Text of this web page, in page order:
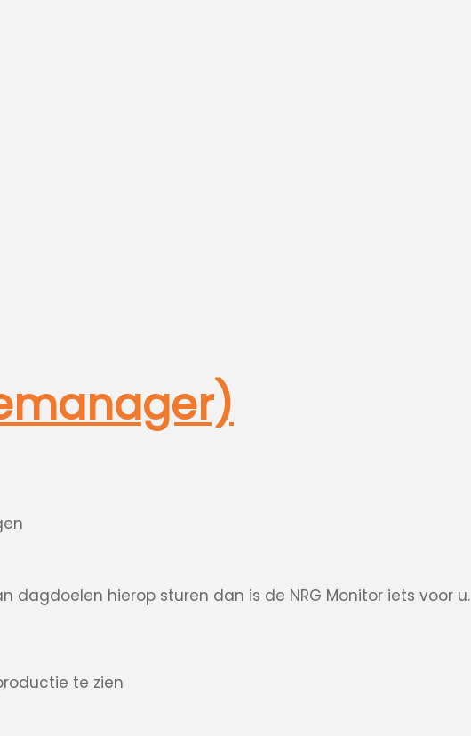
dagdoelen hierop sturen dan is de NRG Monitor iets voor u.
te zien